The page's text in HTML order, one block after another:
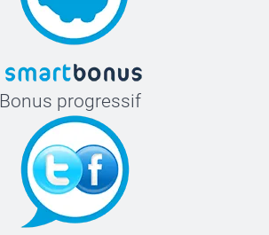
Bonus progressif